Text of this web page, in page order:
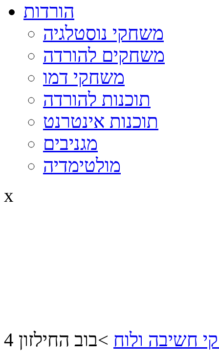
הורדות
משחקי נוסטלגיה
משחקים להורדה
משחקי דמו
תוכנות להורדה
תוכנות אינטרנט
מגניבים
מולטימדיה
x
חשיבה ולוח >בוב החילזון 4